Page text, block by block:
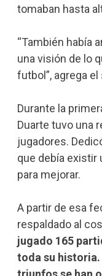
tomaban hasta
“También había
una visión de lo
futbol”, agrega
Durante la
Duarte tuvo una
jugadores.
que debía existir
para mejorar.
A partir de esa
respaldado al
jugado 165
toda su historia.